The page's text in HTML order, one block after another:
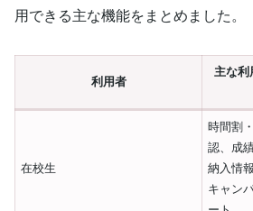
用できる主な機能をまとめました。
利用者
主な利
在校生
時間割
認、成
納入情
キャン